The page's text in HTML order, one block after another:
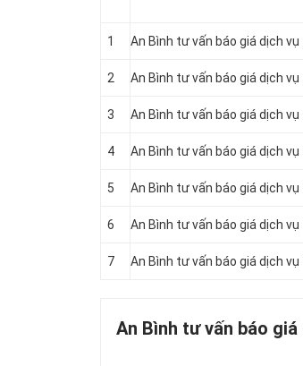
1 An Bình tư vấn báo giá dịch
2 An Bình tư vấn báo giá dịch
3 An Bình tư vấn báo giá dịch
4 An Bình tư vấn báo giá dịch
5 An Bình tư vấn báo giá dịch
6 An Bình tư vấn báo giá dịch
7 An Bình tư vấn báo giá dịch
An Bình tư vấn báo